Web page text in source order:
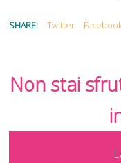
SHARE: Twitter
Non stai